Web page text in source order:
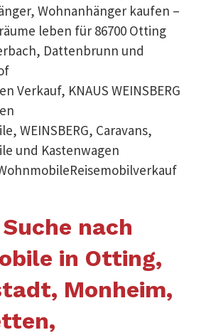
Wohnanhänger kaufen –
leben für 86700 Otting
Dattenbrunn und
Verkauf, KNAUS WEINSBERG
WEINSBERG, Caravans,
und Kastenwagen
nach
in Otting,
Monheim,